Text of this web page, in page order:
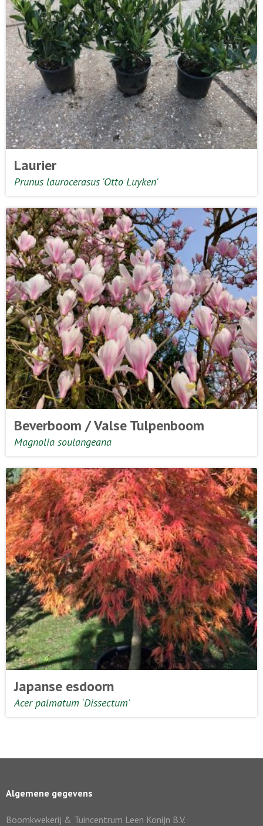
Laurier
Prunus laurocerasus 'Otto Luyken'
Beverboom / Valse Tulpenboom
Magnolia soulangeana
Japanse esdoorn
Acer palmatum 'Dissectum'
Algemene gegevens
Boomkwekerij & Tuincentrum Leen Konijn B.V.